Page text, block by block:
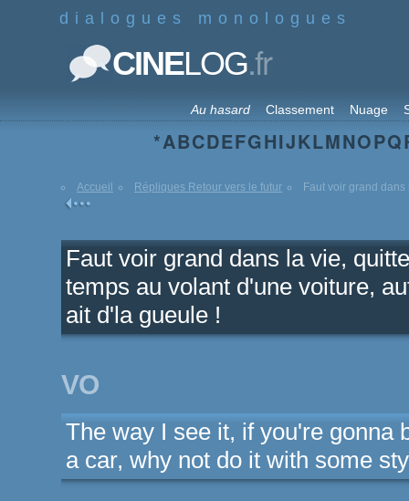
dialogues monologues
CINELOG.fr
Au hasard Classement Nuage
*ABCDEFGHIJKLMNOPQ
Accueil Répliques Retour vers le futur Faut voir grand
Faut voir grand dans la vie,
temps au volant d'une voiture,
ait d'la gueule !
VO
The way I see it, if you're gonna
a car, why not do it with some